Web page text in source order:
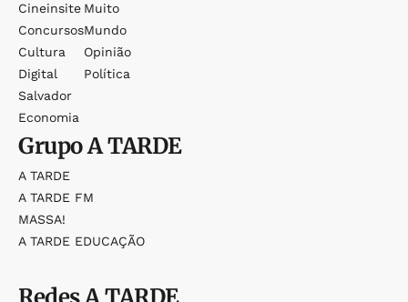
Cineinsite
Concursos
Cultura
Digital
Salvador
Economia
Muito
Mundo
Opinião
Política
GrupoA TARDE
A TARDE
A TARDE FM
MASSA!
A TARDE EDUCAÇÃO